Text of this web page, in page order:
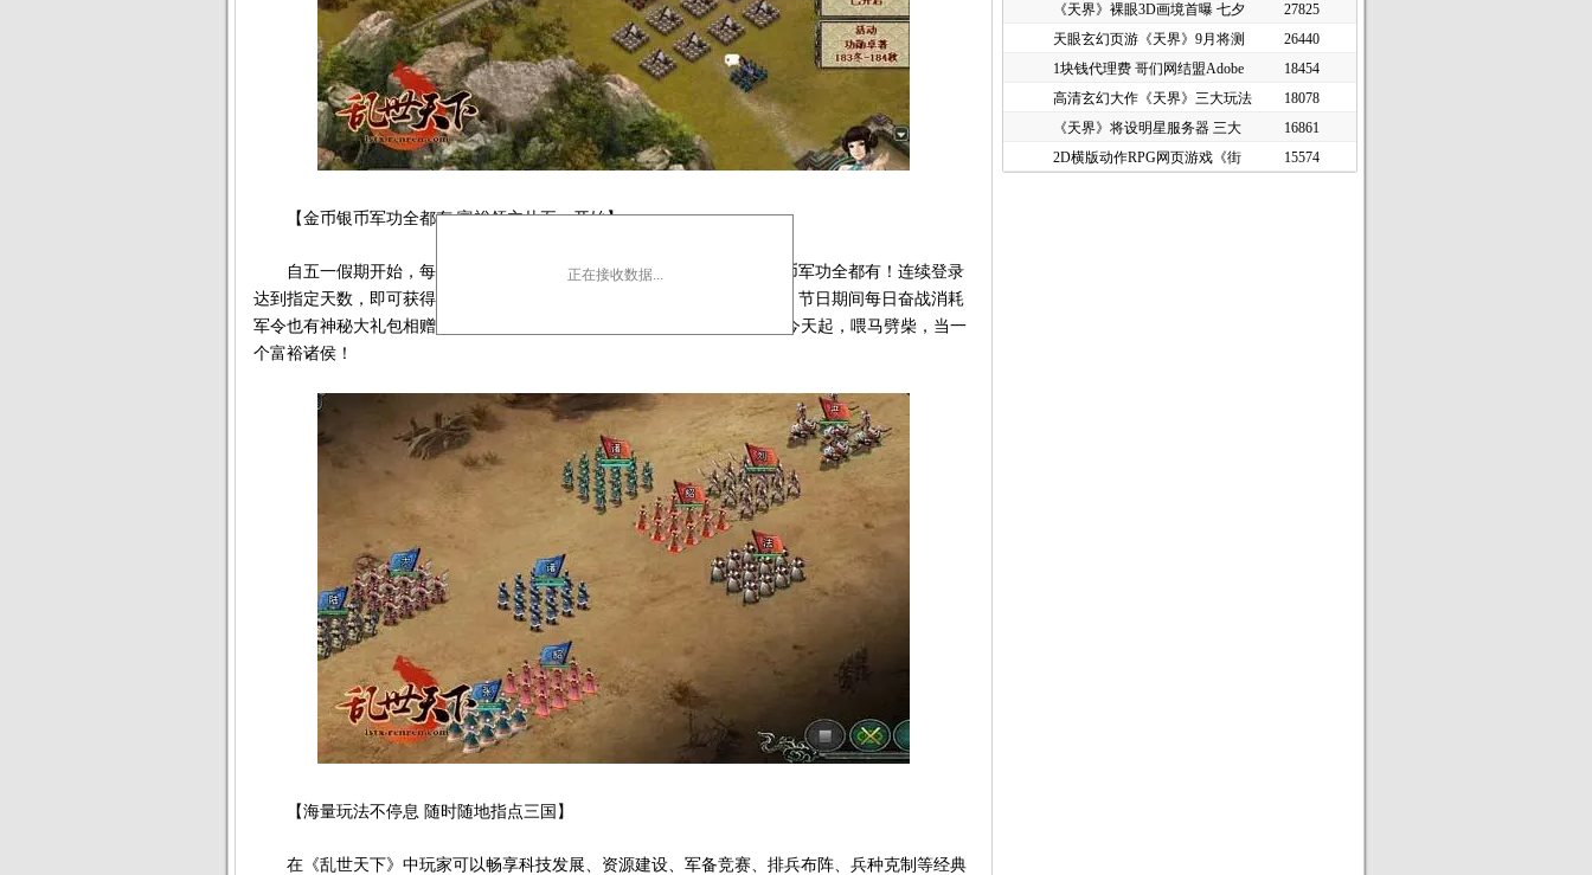
【金币银币军功全都有 富裕领主从五一开始】
自五一假期开始，每日签到即可获得“签到光荣”大礼包一个，金币银币军功全都有！连续登录
达到指定天数，即可获得“劳模奖章”，除金银币军功之外还有突飞令奉上！节日期间每日奋战消耗
军令也有神秘大礼包相赠！就连强化百分百成功时都有海量金币回馈！从今天起，喂马劈柴，当一
个富裕诸侯！
【海量玩法不停息 随时随地指点三国】
在《乱世天下》中玩家可以畅享科技发展、资源建设、军备竞赛、排兵布阵、兵种克制等经典
正在接收数据...
《天界》裸眼3D画境首曝 七夕
27825
天眼玄幻页游《天界》9月将测
26440
1块钱代理费 哥们网结盟Adobe
18454
高清玄幻大作《天界》三大玩法
18078
《天界》将设明星服务器 三大
16861
2D横版动作RPG网页游戏《街
15574